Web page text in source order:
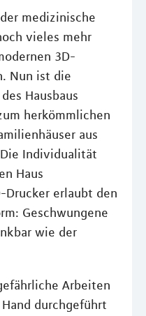
medizinische
vieles mehr
3D-
Nun ist die
Hausbaus
herkömmlichen
aus
Individualität
Haus
Drucker erlaubt den
Geschwungene
wie der
Arbeiten
durchgeführt